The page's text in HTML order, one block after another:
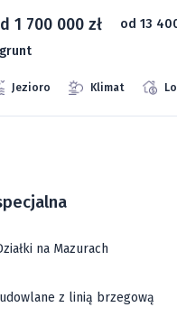
od 93 280 zł od 1075 m2
na Mazurach
z linią brzegową